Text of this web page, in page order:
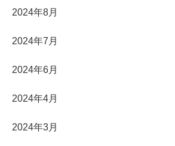
2024年8月
2024年7月
2024年6月
2024年4月
2024年3月